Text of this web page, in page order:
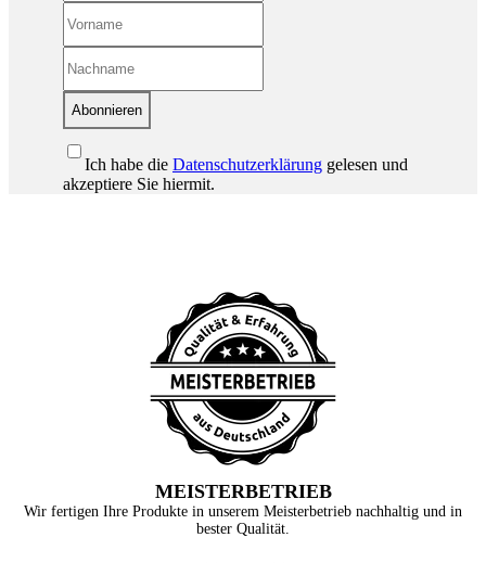
Abonnieren
Ich habe die Datenschutzerklärung gelesen und
akzeptiere Sie hiermit.
MEISTERBETRIEB
Wir fertigen Ihre Produkte in unserem Meisterbetrieb nachhaltig und in
bester Qualität.